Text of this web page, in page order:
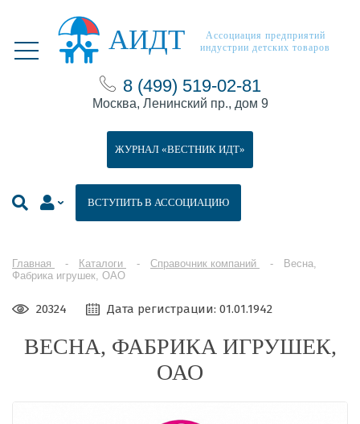
АИДТ
Ассоциация предприятий
индустрии детских товаров
8 (499) 519-02-81
Москва, Ленинский пр., дом 9
ВСТУПИТЬ В АССОЦИАЦИЮ
ЖУРНАЛ «ВЕСТНИК ИДТ»
Главная Каталоги Справочник компаний
Весна,
Фабрика игрушек, ОАО
20324 Дата регистрации: 01.01.1942
ВЕСНА, ФАБРИКА ИГРУШЕК,
ОАО